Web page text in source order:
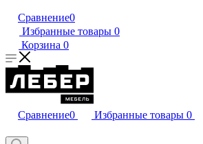
Сравнение0
Избранные товары 0
Корзина 0
Сравнение0 Избранные товары 0